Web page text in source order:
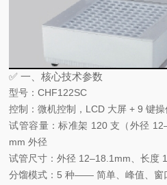
✅ 一、核心技术参数
型号 ：CHF122SC
控制 ：微机控制，LCD 大屏 + 9 键操
试管容量：标准架 120 支 （外径
mm 外径
试管尺寸 ：外径 12–18.1mm、长度
分馏模式 ： 5 种—— 简单、峰值、窗